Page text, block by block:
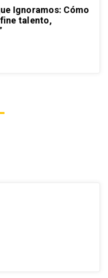
Ignoramos: Cómo
talento,